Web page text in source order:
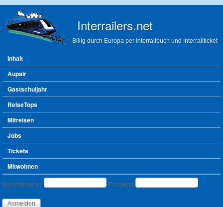
Interrailers.net
Billig durch Europa per Interrailbuch und Interrailticket
Hauptmenü
Inhalt
Aupair
Gastschuljahr
ReiseTops
Mitreisen
Jobs
Tickets
Mitwohnen
Benutzeranmeldung
Benutzername Passwort